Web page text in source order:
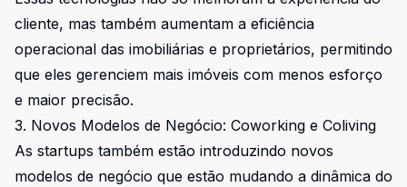
cliente, mas também aumentam a eficiência
operacional das imobiliárias e proprietários, permitindo
que eles gerenciem mais imóveis com menos esforço
e maior precisão.
3. Novos Modelos de Negócio: Coworking e Coliving
As startups também estão introduzindo novos
modelos de negócio que estão mudando a dinâmica do